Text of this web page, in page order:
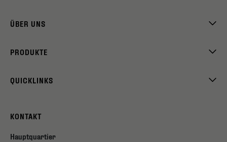
ÜBER UNS
PRODUKTE
QUICKLINKS
KONTAKT
Hauptquartier